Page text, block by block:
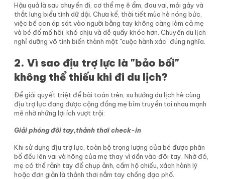
Hậu quả là sau chuyến đi, cơ thể mẹ ê ẩm, đau vai, mỏi gáy và
thắt lưng biểu tình dữ dội. Chưa kể, thời tiết mùa hè nóng bức,
việc bế con áp sát vào người bằng tay không càng làm cả mẹ
và bé đổ mồ hôi, khó chịu và dễ quấy khóc hơn. Chuyến du lịch
nghỉ dưỡng vô tình biến thành một "cuộc hành xác" đúng nghĩa.
2. Vì sao địu trợ lực là "bảo bối"
không thể thiếu khi đi du lịch?
Để giải quyết triệt để bài toán trên, xu hướng du lịch hè cùng
địu trợ lực đang được cộng đồng mẹ bỉm truyền tai nhau mạnh
mẽ nhờ những lợi ích vượt trội:
Giải phóng đôi tay,thảnh thơi check-in
Khi sử dụng địu trợ lực, toàn bộ trọng lượng của bé được phân
bổ đều lên vai và hông của mẹ thay vì dồn vào đôi tay. Nhờ đó,
mẹ có thể rảnh tay để chụp ảnh, cầm hộ chiếu, xách hành lý
hoặc đơn giản là thảnh thơi nắm tay chồng dạo phố.